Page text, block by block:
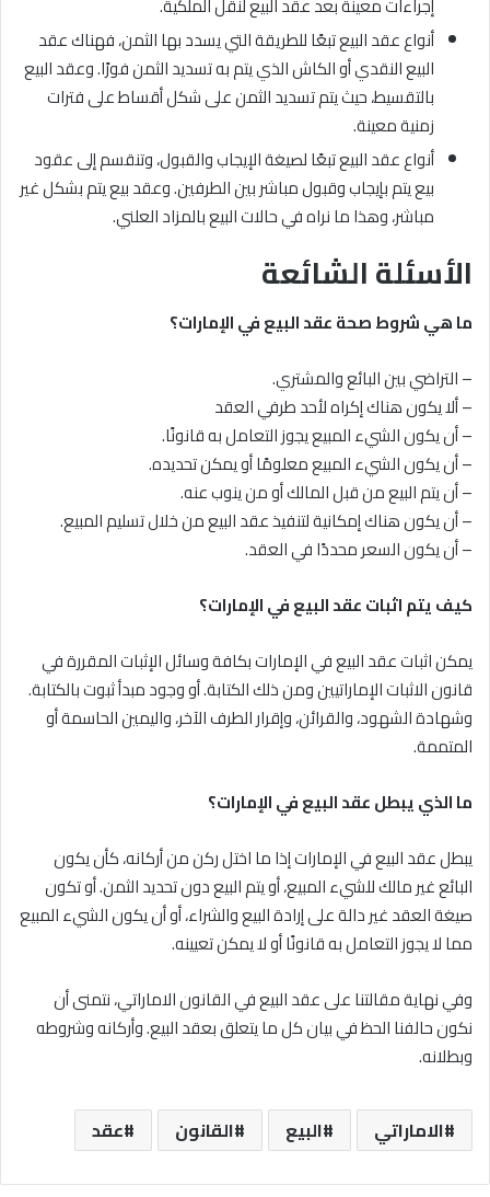
إجراءات معينة بعد عقد البيع لنقل الملكية.
أنواع عقد البيع تبعًا للطريقة التي يسدد بها الثمن، فهناك عقد
البيع النقدي أو الكاش الذي يتم به تسديد الثمن فورًا. وعقد البيع
بالتقسيط، حيث يتم تسديد الثمن على شكل أقساط على فترات
زمنية معينة.
أنواع عقد البيع تبعًا لصيغة الإيجاب والقبول، وتنقسم إلى عقود
بيع يتم بإيجاب وقبول مباشر بين الطرفين. وعقد بيع يتم بشكل غير
مباشر، وهذا ما نراه في حالات البيع بالمزاد العلني.
الأسئلة الشائعة
ما هي شروط صحة عقد البيع في الإمارات؟
– التراضي بين البائع والمشتري.
– ألا يكون هناك إكراه لأحد طرفي العقد
– أن يكون الشيء المبيع يجوز التعامل به قانونًا.
– أن يكون الشيء المبيع معلومًا أو يمكن تحديده.
– أن يتم البيع من قبل المالك أو من ينوب عنه.
– أن يكون هناك إمكانية لتنفيذ عقد البيع من خلال تسليم المبيع.
– أن يكون السعر محددًا في العقد.
كيف يتم اثبات عقد البيع في الإمارات؟
يمكن اثبات عقد البيع في الإمارات بكافة وسائل الإثبات المقررة في
قانون الاثبات الإماراتيين ومن ذلك الكتابة. أو وجود مبدأ ثبوت بالكتابة.
وشهادة الشهود، والقرائن، وإقرار الطرف الآخر، واليمين الحاسمة أو
المتممة.
ما الذي يبطل عقد البيع في الإمارات؟
يبطل عقد البيع في الإمارات إذا ما اختل ركن من أركانه، كأن يكون
البائع غير مالك للشيء المبيع، أو يتم البيع دون تحديد الثمن. أو تكون
صيغة العقد غير دالة على إرادة البيع والشراء، أو أن يكون الشيء المبيع
مما لا يجوز التعامل به قانونًا أو لا يمكن تعيينه.
وفي نهاية مقالتنا على عقد البيع في القانون الاماراتي، نتمنى أن
نكون حالفنا الحظ في بيان كل ما يتعلق بعقد البيع. وأركانه وشروطه
وبطلانه.
الاماراتي البيع القانون عقد